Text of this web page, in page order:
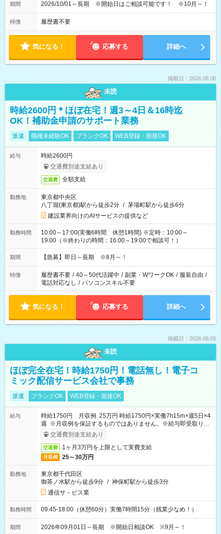
期間 2026/10/01～長期 ※開始日はご相談可能です！ ※10月～！
特徴 履歴書不要
気になる！ 応募する 詳細へ
掲載日：2026.08.06
未読
時給2600円＊ほぼ在宅！週3～4日＆16時迄
OK！補助金申請のサポート業務
派遣 職種未経験OK ブランクOK WEB登録・面接OK
給与
時給2600円
交通費別途支給あり
交通費 全額支給
勤務地
東京都中央区
八丁堀(東京都)駅から徒歩2分 / 茅場町駅から徒歩6分
建設業界向けのAIサービスの提供など
勤務時間
10:00～17:00(実働6時間 休憩1時間) ※定時：10:00～
19:00（※終わりの時間：16:00～19:00で相談可！）
期間 【急募】即日～長期 ※8月～！
特徴 履歴書不要 / 40～50代活躍中 / 副業・WワークOK / 服装自由 /
電話対応なし / パソコンスキル不要
気になる！ 応募する 詳細へ
掲載日：2026.08.05
未読
ほぼ完全在宅！時給1750円！電話無し！電子コ
ミック配信サービス会社で事務
派遣 ブランクOK WEB登録・面接OK
給与
時給1750円 月収例 25万円 時給1750円×実働7h15m×週5日×4
週 ※月収例を保証するものではありません。※給与即受取りサ
ービス利用可（利用条件有）
交通費別途支給あり
交通費 1ヶ月3万円を上限として実費支給
月収例 25～30万円
勤務地
東京都千代田区
御茶ノ水駅から徒歩9分 / 神保町駅から徒歩3分
通信サ－ビス業
勤務時間 09:45-18:00（休憩60分）実働7時間15分（残業少なめ！）
期間 2026年09月01日～長期 ※開始日相談OK ※9月～！